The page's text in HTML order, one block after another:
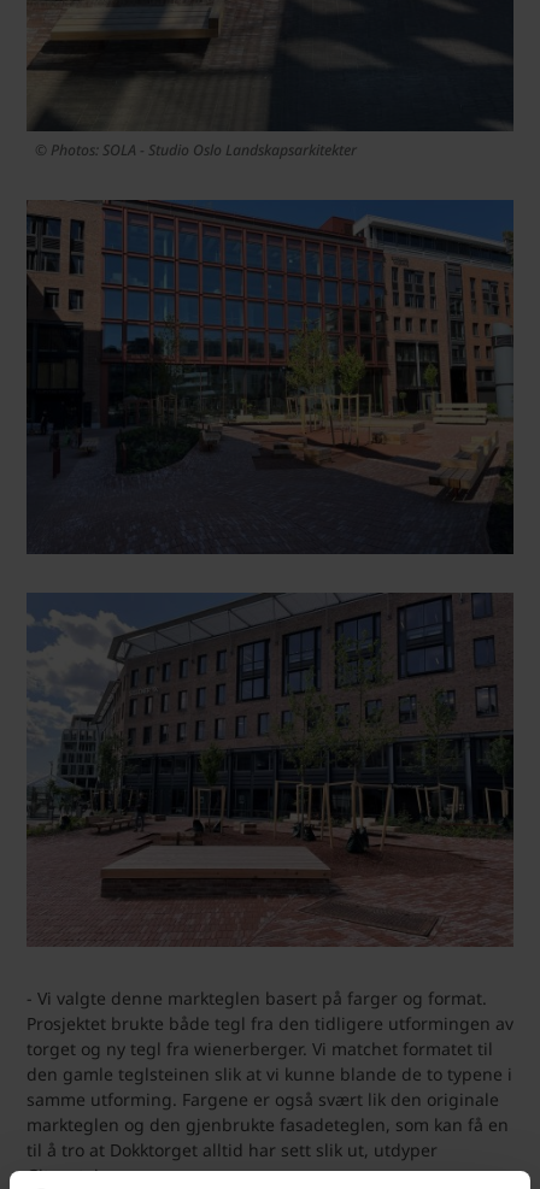
© Photos: SOLA - Studio Oslo Landskapsarkitekter
- Vi valgte denne markteglen basert på farger og format.
Prosjektet brukte både tegl fra den tidligere utformingen av
torget og ny tegl fra wienerberger. Vi matchet formatet til
den gamle teglsteinen slik at vi kunne blande de to typene i
samme utforming. Fargene er også svært lik den originale
markteglen og den gjenbrukte fasadeteglen, som kan få en
til å tro at Dokktorget alltid har sett slik ut, utdyper
Gitenstein.